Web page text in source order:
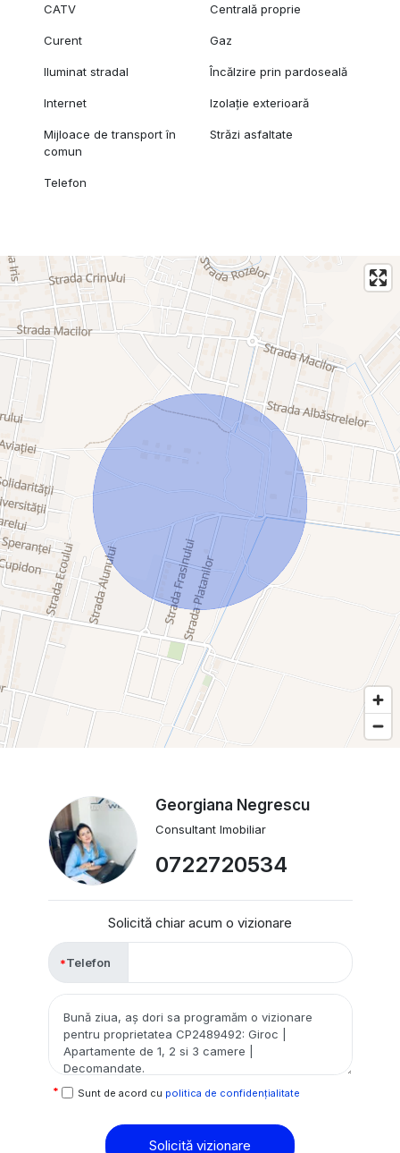
CATV Centrală proprie
Curent Gaz
Iluminat stradal Încălzire prin pardoseală
Internet Izolație exterioară
Mijloace de transport în
comun
Străzi asfaltate
Telefon
Georgiana Negrescu
Consultant Imobiliar
0722720534
Solicită chiar acum o vizionare
Telefon
Sunt de acord cu politica de confidențialitate
Solicită vizionare